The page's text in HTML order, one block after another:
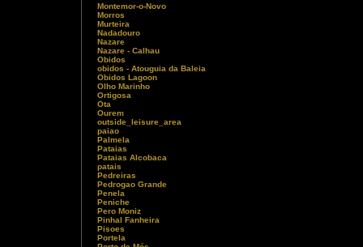
Montemor-o-Novo
Morros
Murteira
Nadadouro
Nazare
Nazare - Calhau
Obidos
obidos - Atouguia da Baleia
Obidos Lagoon
Olho Marinho
Ortigosa
Ota
Ourem
outside_leisure_area
paiao
Palmela
Pataias
Pataias Alcobaca
patais
Pedreiras
Pedrogao Grande
Penela
Peniche
Pero Moniz
Pinhal Fanheira
Pisoes
Portela